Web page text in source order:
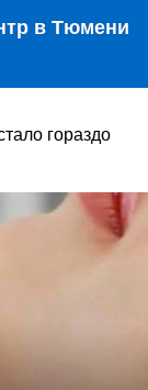
в Тюмени
гораздо